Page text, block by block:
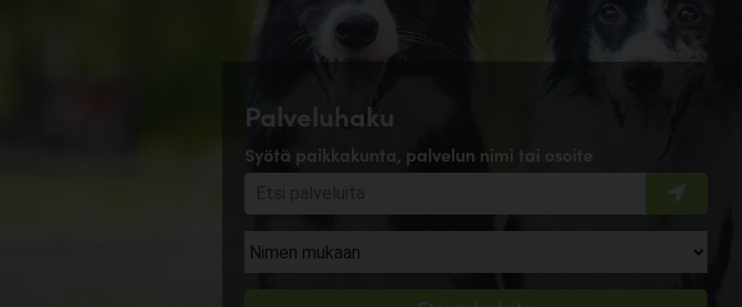
Palveluhaku
Syötä paikkakunta, palvelun nimi tai osoite